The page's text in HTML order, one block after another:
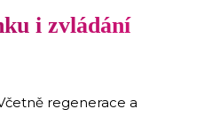
i zvládání
regenerace a